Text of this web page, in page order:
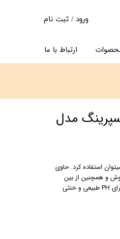
ارتباط با ما
ورود / ثبت نام
تغییر گذر واژه
مدل
استفاده کرد. حاوی
و همچنین از بین
برنده بوی بد مجاری گوش و تمیز کننده گوش سگ و گربه است. این قطره دارای PH طبیعی و خنثی